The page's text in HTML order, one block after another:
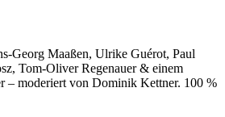
Georg Maaßen, Ulrike Guérot, Paul
Tom-Oliver Regenauer & einem
– moderiert von Dominik Kettner. 100 %